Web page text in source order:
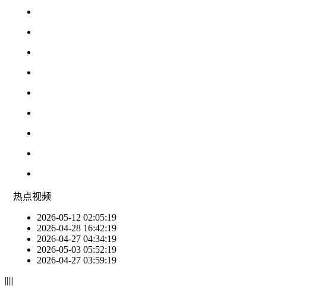
热点视频
2026-05-12 02:05:19
2026-04-28 16:42:19
2026-04-27 04:34:19
2026-05-03 05:52:19
2026-04-27 03:59:19
|||||